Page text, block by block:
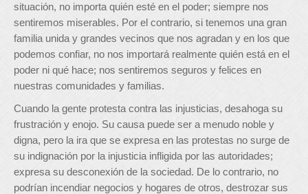
situación, no importa quién esté en el poder; siempre nos
sentiremos miserables. Por el contrario, si tenemos una gran
familia unida y grandes vecinos que nos agradan y en los que
podemos confiar, no nos importará realmente quién está en el
poder ni qué hace; nos sentiremos seguros y felices en
nuestras comunidades y familias.
Cuando la gente protesta contra las injusticias, desahoga su
frustración y enojo. Su causa puede ser a menudo noble y
digna, pero la ira que se expresa en las protestas no surge de
su indignación por la injusticia infligida por las autoridades;
expresa su desconexión de la sociedad. De lo contrario, no
podrían incendiar negocios y hogares de otros, destrozar sus